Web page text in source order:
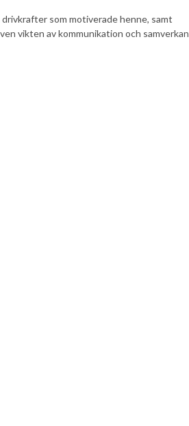
som motiverade henne, samt
vikten av kommunikation och samverkan